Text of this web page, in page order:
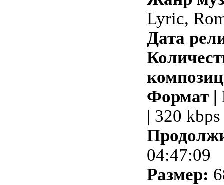
Lyric,
Дата
Формат |
| 320 kbps
04:47:09
Размер: